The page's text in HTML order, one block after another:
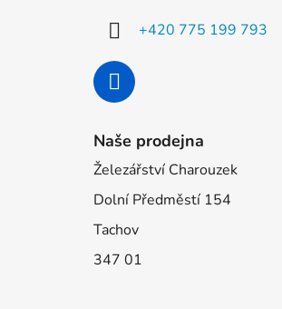
+420 775 199 793
Naše prodejna
Železářství Charouzek
Dolní Předměstí 154
Tachov
347 01